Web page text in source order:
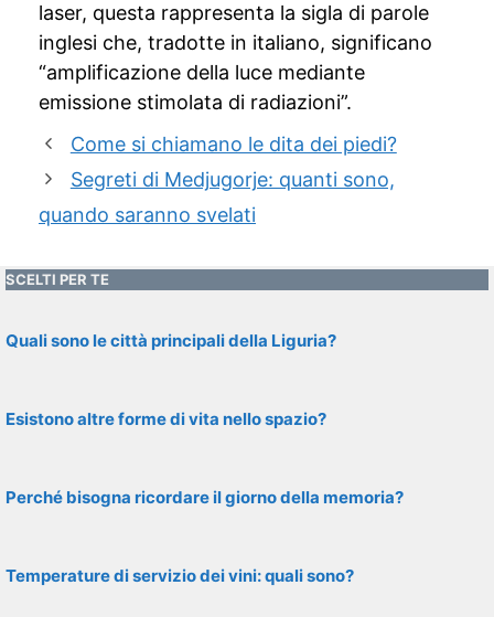
laser, questa rappresenta la sigla di parole
inglesi che, tradotte in italiano, significano
“amplificazione della luce mediante
emissione stimolata di radiazioni”.
Come si chiamano le dita dei piedi?
Segreti di Medjugorje: quanti sono,
quando saranno svelati
SCELTI PER TE
Quali sono le città principali della Liguria?
Esistono altre forme di vita nello spazio?
Perché bisogna ricordare il giorno della memoria?
Temperature di servizio dei vini: quali sono?